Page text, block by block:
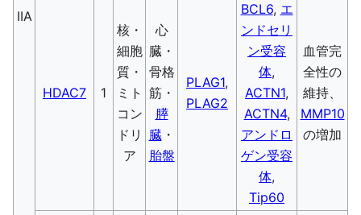
IIA
HDAC7 1
核・
細胞
質・
ミト
コン
ドリ
ア
心
臓・
骨格
筋・
膵
臓・
胎盤
PLAG1,
PLAG2
BCL6, エ
ンドセリ
ン受容
体,
ACTN1,
ACTN4,
アンドロ
ゲン受容
体,
Tip60
血管完
全性の
維持、
MMP10
の増加